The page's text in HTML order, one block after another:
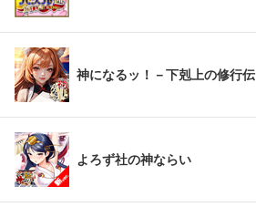
神になるッ！－下剋上の修行伝
よろず社の神ならい